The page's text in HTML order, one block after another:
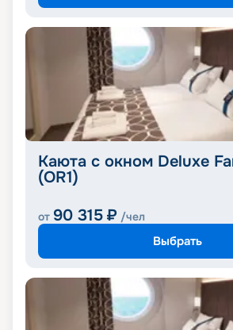
Каюта с окном Deluxe
(OR1)
от 90 315 ₽ /чел
Выбрать